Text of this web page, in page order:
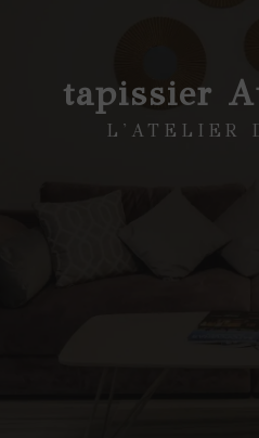
tapissier
L'ATELIER